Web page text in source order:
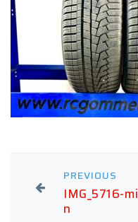
PREVIOUS
IMG_5716-mi
n